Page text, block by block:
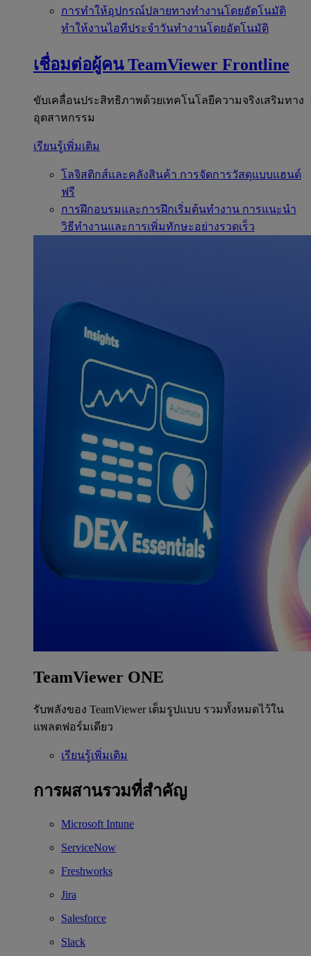
การทำให้อุปกรณ์ปลายทางทำงานโดยอัตโนมัติ
ทำให้งานไอทีประจำวันทำงานโดยอัตโนมัติ
เชื่อมต่อผู้คน TeamViewer Frontline
ขับเคลื่อนประสิทธิภาพด้วยเทคโนโลยีความจริงเสริมทาง
อุตสาหกรรม
เรียนรู้เพิ่มเติม
โลจิสติกส์และคลังสินค้า การจัดการวัสดุแบบแฮนด์
ฟรี
การฝึกอบรมและการฝึกเริ่มต้นทำงาน การแนะนำ
วิธีทำงานและการเพิ่มทักษะอย่างรวดเร็ว
TeamViewer ONE
รับพลังของ TeamViewer เต็มรูปแบบ รวมทั้งหมดไว้ใน
แพลตฟอร์มเดียว
เรียนรู้เพิ่มเติม
การผสานรวมที่สำคัญ
Microsoft Intune
ServiceNow
Freshworks
Jira
Salesforce
Slack